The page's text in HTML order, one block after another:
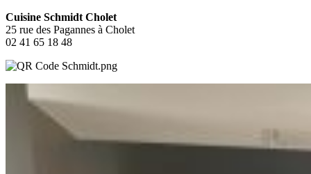
Cuisine Schmidt Cholet
25 rue des Pagannes à Cholet
02 41 65 18 48